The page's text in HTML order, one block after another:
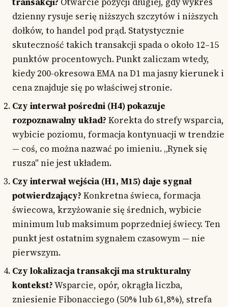
dzienny rysuje serię niższych szczytów i niższych
dołków, to handel pod prąd. Statystycznie
skuteczność takich transakcji spada o około 12–15
punktów procentowych. Punkt zaliczam wtedy,
kiedy 200-okresowa EMA na D1 ma jasny kierunek i
cena znajduje się po właściwej stronie.
Czy interwał pośredni (H4) pokazuje
rozpoznawalny układ? Korekta do strefy wsparcia,
wybicie poziomu, formacja kontynuacji w trendzie
— coś, co można nazwać po imieniu. „Rynek się
rusza" nie jest układem.
Czy interwał wejścia (H1, M15) daje sygnał
potwierdzający? Konkretna świeca, formacja
świecowa, krzyżowanie się średnich, wybicie
minimum lub maksimum poprzedniej świecy. Ten
punkt jest ostatnim sygnałem czasowym — nie
pierwszym.
Czy lokalizacja transakcji ma strukturalny
kontekst?Wsparcie, opór, okrągła liczba,
zniesienie Fibonacciego (50% lub 61,8%), strefa